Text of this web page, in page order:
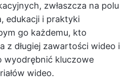
zwłaszcza na polu
edukacji i praktyki
go każdemu, kto
z długiej zawartości wideo i
wyodrębnić kluczowe
wideo.